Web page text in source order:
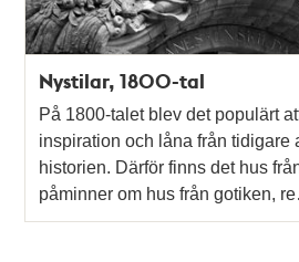
Nystilar, 1800-tal
På 1800-talet blev det populärt
inspiration och låna från tidigare
historien. Därför finns det hus
påminner om hus från gotiken,